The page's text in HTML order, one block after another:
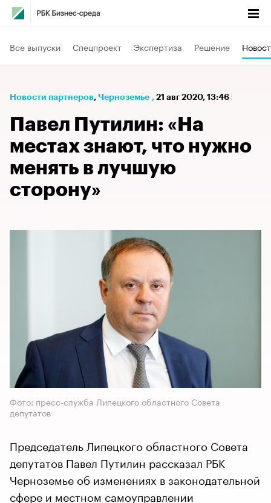
Все выпуски Спецпроект Экспертиза Решение
Новости партнеров⁠, Черноземье , 21 авг 2020, 13:46
Павел Путилин: «На
местах знают, что нужно
менять в лучшую
сторону»
Фото: пресс-служба Липецкого областного Совета
депутатов
Председатель Липецкого областного Совета
депутатов Павел Путилин рассказал РБК
Черноземье об изменениях в законодательной
сфере и местном самоуправлении